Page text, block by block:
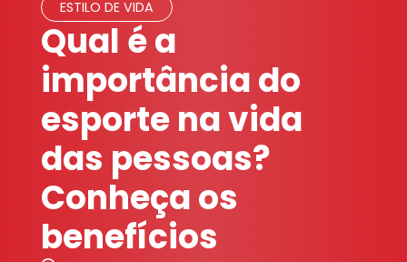
ESTILO DE VIDA
Qual é a
importância do
esporte na vida
das pessoas?
Conheça os
benefícios